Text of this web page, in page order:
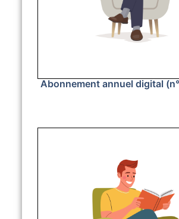
Abonnement annuel digital